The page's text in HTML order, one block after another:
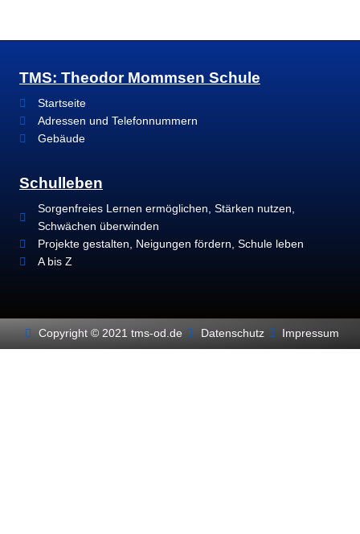
TMS: Theodor Mommsen Schule
Startseite
Adressen und Telefonnummern
Gebäude
Schulleben
Sorgenfreies Lernen ermöglichen, Stärken nutzen,
Schwächen überwinden
Projekte gestalten, Neigungen fördern, Schule leben
A bis Z
Copyright © 2021 tms-od.de Datenschutz Impressum